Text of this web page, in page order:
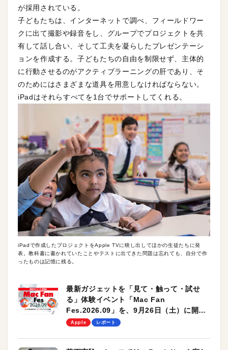
が採用されている。
子どもたちは、インターネットで調べ、フィールドワー
クに出て撮影や録音をし、グループでプロジェクトを共
有して話し合い、そして工夫を凝らしたプレゼンテーシ
ョンを作成する。子どもたちの自由を制限せず、主体的
に行動させるのがアクティブラーニングの肝であり、そ
のためにはさまざまな道具を用意しなければならない。
iPadはそれらすべてを1台でサポートしてくれる。
iPadで作成したプロジェクトをApple TVに映し出してほかの生徒たちに発
表。教科書に書かれていたことやテストに出てきた問題は忘れても、自分で作
ったものは記憶に残る。
最新ガジェットを「見て・触って・試せ
る」体験イベント「Mac Fan
Fes.2026.09」を、9月26日（土）に開催
します！
Apple レポート